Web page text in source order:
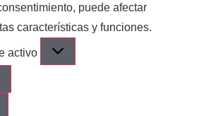
puede afectar
características y funciones.
activo